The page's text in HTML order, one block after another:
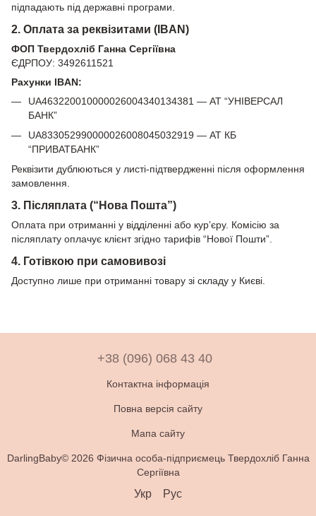
підпадають під державні програми.
2. Оплата за реквізитами (IBAN)
ФОП Твердохліб Ганна Сергіївна
ЄДРПОУ: 3492611521
Рахунки IBAN:
UA463220010000026004340134381 — АТ “УНІВЕРСАЛ
БАНК”
UA833052990000026008045032919 — АТ КБ
“ПРИВАТБАНК”
Реквізити дублюються у листі-підтвердженні після оформлення
замовлення.
3. Післяплата (“Нова Пошта”)
Оплата при отриманні у відділенні або кур’єру. Комісію за
післяплату оплачує клієнт згідно тарифів “Нової Пошти”.
4. Готівкою при самовивозі
Доступно лише при отриманні товару зі складу у Києві.
+38 (096) 068 43 40
Контактна інформація
Повна версія сайту
Мапа сайту
DarlingBaby© 2026 Фізична особа-підприємець Твердохліб Ганна
Сергіївна
Укр Рус